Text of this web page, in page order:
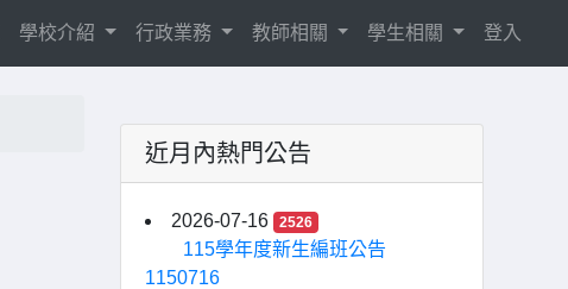
學校介紹 行政業務 教師相關 學生相關 登入
近月內熱門公告
2026-07-16 2526
115學年度新生編班公告
1150716